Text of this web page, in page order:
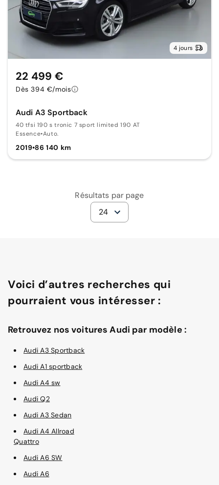
4 jours
Audi A3 Sportback
40 tfsi 190 s tronic 7 sport limited 190 AT
Essence•Auto.
2019•86 140 km
22 499 €
Dès 394 €/mois
Résultats par page
24
Voici d’autres recherches qui
pourraient vous intéresser :
Retrouvez nos voitures Audi par modèle :
Audi A3 Sportback
Audi A1 sportback
Audi A4 sw
Audi Q2
Audi A3 Sedan
Audi A4 Allroad
Quattro
Audi A6 SW
Audi A6